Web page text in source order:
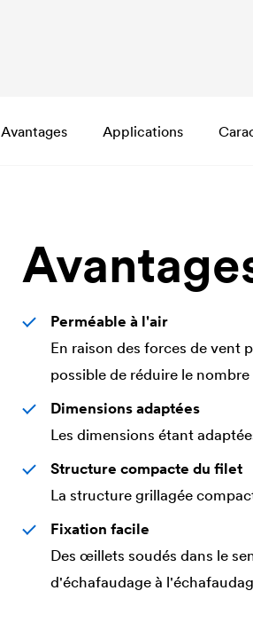
Avantages Applications
Perméable à l'air
En raison des forces de vent
possible de réduire le
Dimensions adaptées
Les dimensions étant
Structure compacte du filet
La structure grillagée
Fixation facile
Des œillets soudés dans le
d'échafaudage à